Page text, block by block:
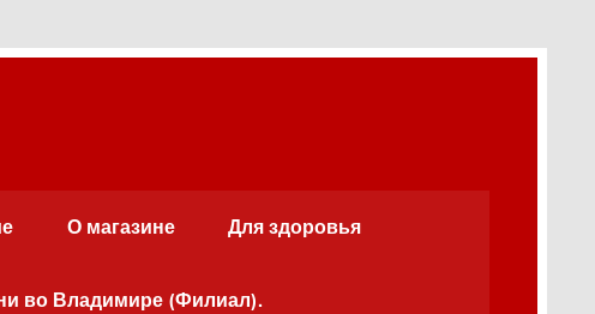
О магазине Для здоровья
во Владимире (Филиал).